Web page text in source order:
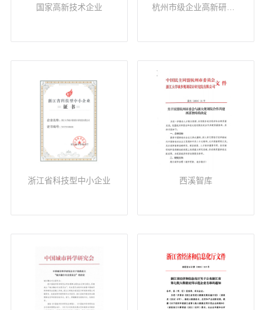
国家高新技术企业
浙江省科技型中小企业 西溪智库